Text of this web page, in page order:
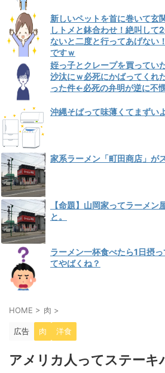
新しいペットを首に巻いて玄
しトメと鉢合わせ！絶叫して
ないと二度と行ってあげない
ですｗ
姪っ子とクレープを買ってい
沙汰にｗ必死にかばってくれ
った件←必死の弁明が逆に不
沖縄そばって味薄くてまずい
家系ラーメン「町田商店」
【命題】山岡家ってラーメン
と。
ラーメン一杯食べたら1日摂
てやばくね？
HOME > 肉 >
広告 肉 洋食
アメリカ人ってステーキ